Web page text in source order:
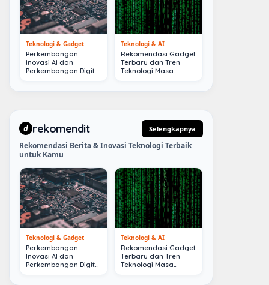
Teknologi & Gadget
Perkembangan
Inovasi AI dan
Perkembangan Digital
Teknologi & AI
Rekomendasi Gadget
Terbaru dan Tren
Teknologi Masa
d rekomendit Selengkapnya
Rekomendasi Berita & Inovasi Teknologi Terbaik
untuk Kamu
Teknologi & Gadget
Perkembangan
Inovasi AI dan
Perkembangan Digital
Teknologi & AI
Rekomendasi Gadget
Terbaru dan Tren
Teknologi Masa